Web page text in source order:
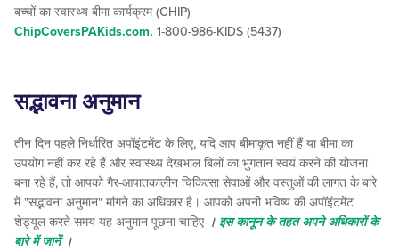
बच्चों का स्वास्थ्य बीमा कार्यक्रम (CHIP)
ChipCoversPAKids.com, 1-800-986-KIDS (5437)
सद्भावना अनुमान
तीन दिन पहले निर्धारित अपॉइंटमेंट के लिए, यदि आप बीमाकृत नहीं हैं या बीमा का
उपयोग नहीं कर रहे हैं और स्वास्थ्य देखभाल बिलों का भुगतान स्वयं करने की योजना
बना रहे हैं, तो आपको गैर-आपातकालीन चिकित्सा सेवाओं और वस्तुओं की लागत के बारे
में "सद्भावना अनुमान" मांगने का अधिकार है। आपको अपनी भविष्य की अपॉइंटमेंट
शेड्यूल करते समय यह अनुमान पूछना चाहिए । इस कानून के तहत अपने अधिकारों के
बारे में जानें।